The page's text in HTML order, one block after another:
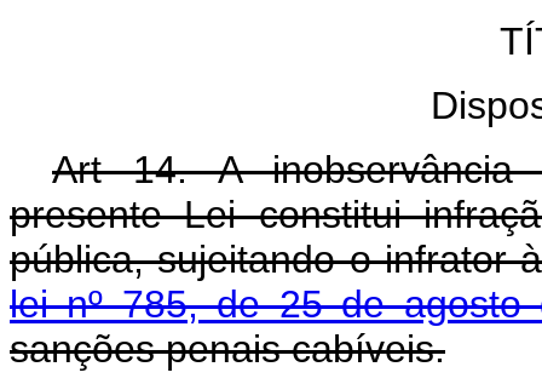
Art 14. A inobservância
presente Lei constitui
pública, sujeitando o infrator
lei nº 785, de 25 de agosto
sanções penais cabíveis.